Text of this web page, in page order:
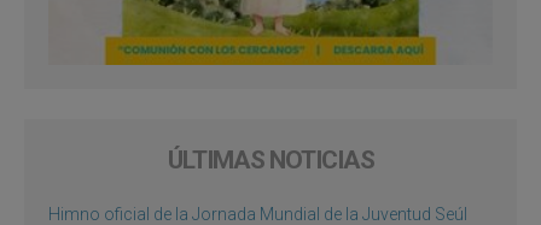
ÚLTIMAS NOTICIAS
Himno oficial de la Jornada Mundial de la Juventud Seúl